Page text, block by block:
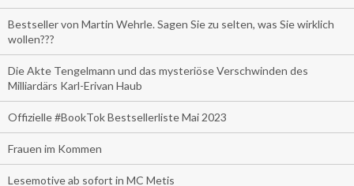
Bestseller von Martin Wehrle. Sagen Sie zu selten, was Sie wirklich
wollen???
Die Akte Tengelmann und das mysteriöse Verschwinden des
Milliardärs Karl-Erivan Haub
Offizielle #BookTok Bestsellerliste Mai 2023
Frauen im Kommen
Lesemotive ab sofort in MC Metis